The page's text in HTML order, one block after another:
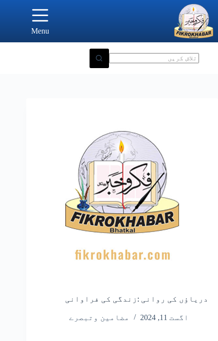
content
Menu
دریاؤں کی روانی :زندگی کی فراوانی
اگست 11, 2024 مضامین وتبصرے